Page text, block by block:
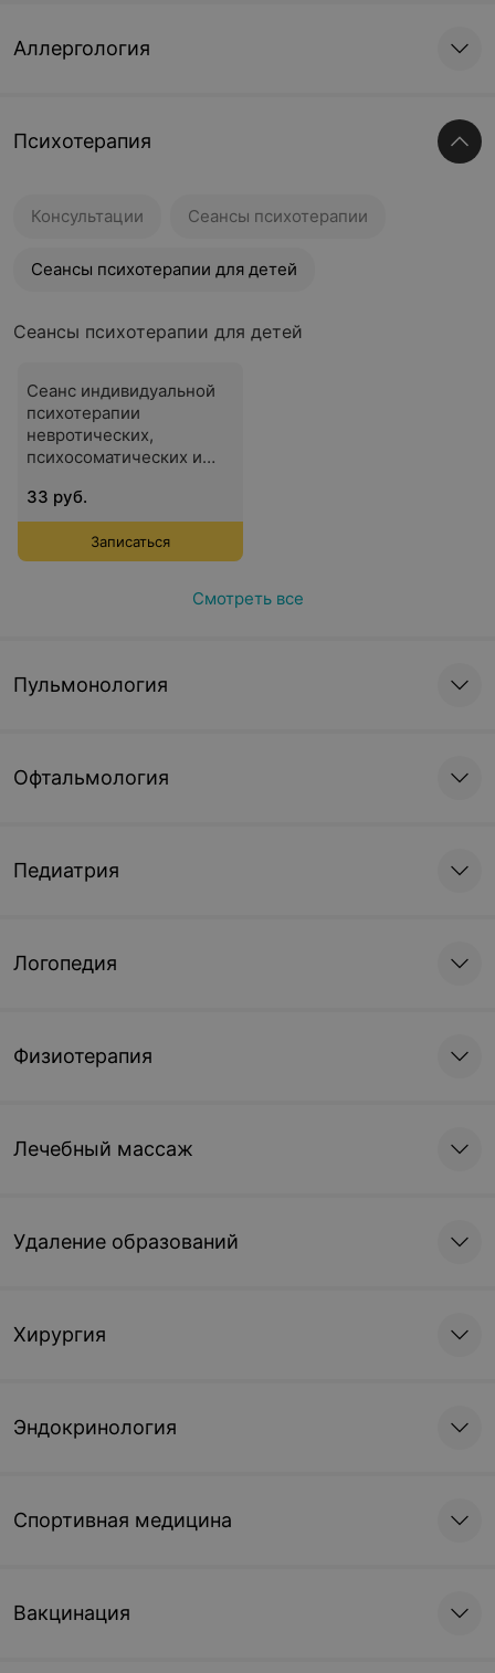
Аллергология
Психотерапия
Консультации Сеансы психотерапии
Сеансы психотерапии для детей
Сеансы психотерапии для детей
Сеанс индивидуальной
психотерапии
невротических,
психосоматических и
расстройств для детей
33 руб.
Записаться
Смотреть все
Пульмонология
Офтальмология
Педиатрия
Логопедия
Физиотерапия
Лечебный массаж
Удаление образований
Хирургия
Эндокринология
Спортивная медицина
Вакцинация